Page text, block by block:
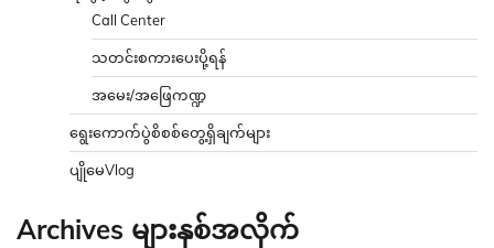
Call Center
သတင်းစကားပေးပို့ရန်
အမေး/အဖြေကဏ္ဍ
ရွေးကောက်ပွဲစိစစ်တွေ့ရှိချက်များ
ပျိုမေVlog
Archives များနှစ်အလိုက်